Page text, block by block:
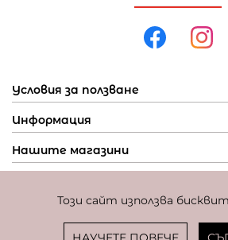
Този сайт използва
Условия за ползване
Информация
Нашите магазини
Фиксиран курс за превалутиране: 1 EUR =